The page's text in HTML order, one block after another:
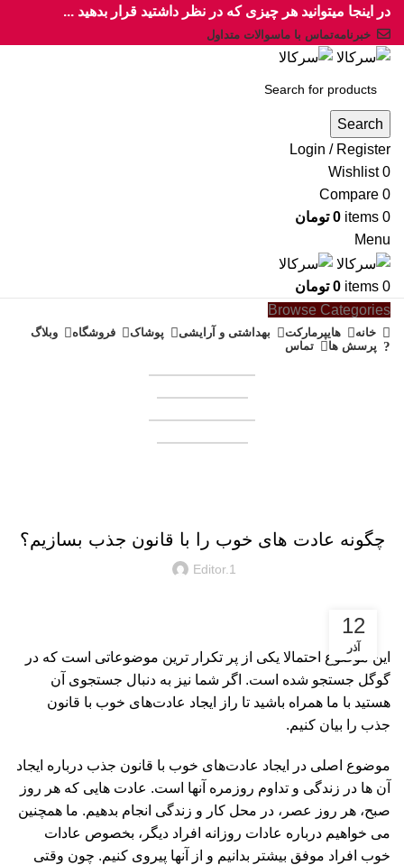
در اینجا میتوانید هر چیزی که در نظر داشتید قرار بدهید ...
خبرنامهتماس با ماسوالات متداول
Search
Login / Register
0
Wishlist
0
Compare
0
items
0 تومان
Menu
0
items
0 تومان
Browse Categories
خانه هایپرمارکت بهداشتی و آرایشی پوشاک فروشگاه
وبلاگ
پرسش ها
تماس
چگونه عادت های خوب را با قانون جذب بسازیم؟
Editor.1
12
آذر
این موضوع احتمالا یکی از پر تکرار ترین موضوعاتی است که در
گوگل جستجو شده است. اگر شما نیز به دنبال جستجوی آن
هستید با ما همراه باشید تا راز ایجاد عادت‌های خوب با قانون
جذب را بیان کنیم.
موضوع اصلی در ایجاد عادت‌های خوب با قانون جذب درباره ایجاد
آن ها در زندگی و تداوم روزمره آنها است. عادت هایی که هر روز
صبح، هر روز عصر، در محل کار و زندگی انجام بدهیم. ما همچنین
می خواهیم درباره عادات روزانه افراد دیگر، بخصوص عادات
خوب افراد موفق بیشتر بدانیم و از آنها پیروی کنیم. چون وقتی